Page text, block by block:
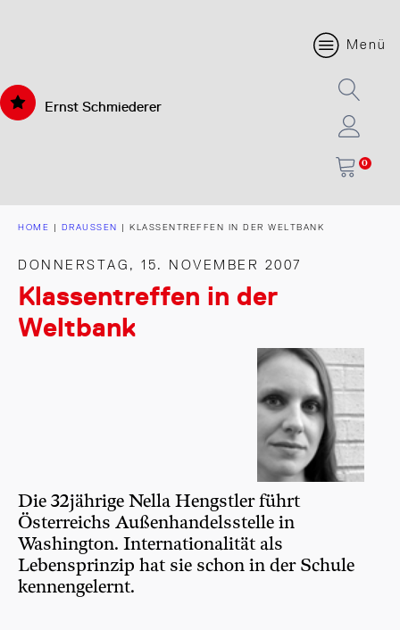
Ernst Schmiederer
Menü
0
HOME | DRAUSSEN | KLASSENTREFFEN IN DER WELTBANK
DONNERSTAG, 15. NOVEMBER 2007
Klassentreffen in der
Weltbank
Die 32jährige Nella Hengstler führt
Österreichs Außenhandelsstelle in
Washington. Internationalität als
Lebensprinzip hat sie schon in der Schule
kennengelernt.